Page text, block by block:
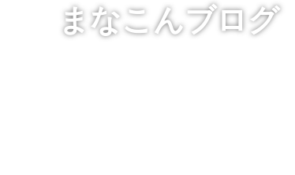
まなこんブログ